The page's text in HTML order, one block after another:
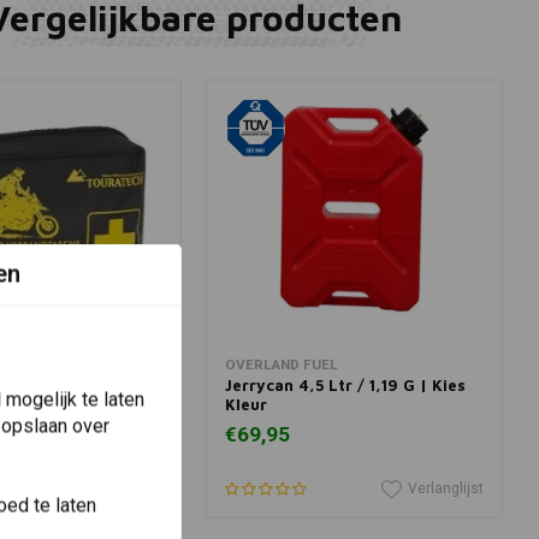
producten
View more
OVERLAND FUEL
Jerrycan 4,5 Ltr / 1,19 G | Kies
Kleur
€69,95
Verlanglijst
mogelijk te laten
over
te laten